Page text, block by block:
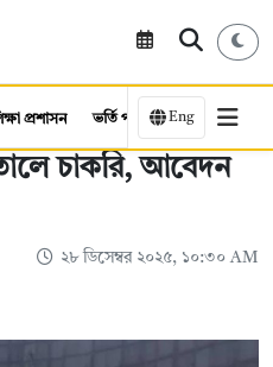
প্রশাসন ভর্তি পরীক্ষা কর্মসংস্থান
Eng
চাকরি, আবেদন
২৮ ডিসেম্বর ২০২৫, ১০:৩০ AM